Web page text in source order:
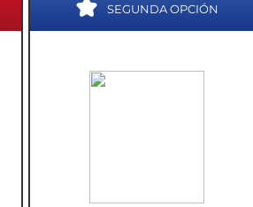
SEGUNDA OPCIÓN